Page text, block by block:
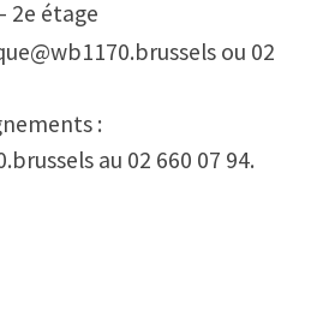
2e étage
ou 02
:
au 02 660 07 94.